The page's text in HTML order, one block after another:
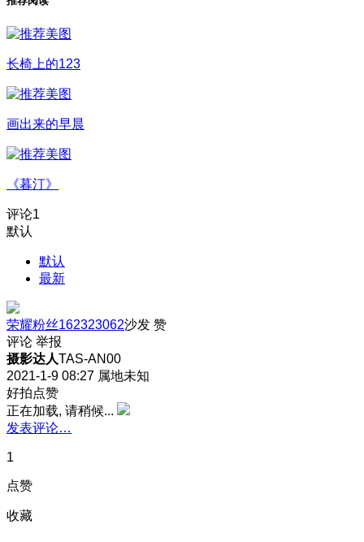
长椅上的123
画出来的早晨
《暮汀》
评论1
默认
默认
最新
荣耀粉丝162323062沙发 赞
评论 举报
摄影达人TAS-AN00
2021-1-9 08:27 属地未知
好拍点赞
正在加载, 请稍候...
发表评论…
1
点赞
收藏